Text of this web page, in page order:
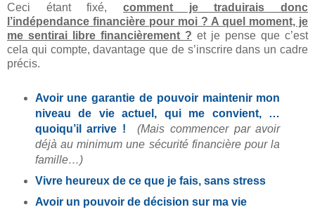
Ceci étant fixé, comment je traduirais donc
l’indépendance financière pour moi ? A quel moment, je
me sentirai libre financièrement ? et je pense que c’est
cela qui compte, davantage que de s’inscrire dans un cadre
précis.
Avoir une garantie de pouvoir maintenir mon
niveau de vie actuel, qui me convient, …
quoiqu’il arrive !
(Mais commencer par avoir
déjà au minimum une sécurité financière pour la
famille…)
Vivre heureux de ce que je fais, sans stress
Avoir un pouvoir de décision sur ma vie